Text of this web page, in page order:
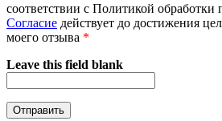
соответствии с Политикой
Согласие действует до достижения
моего отзыва *
Leave this field blank